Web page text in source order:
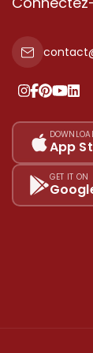
App
GET IT ON